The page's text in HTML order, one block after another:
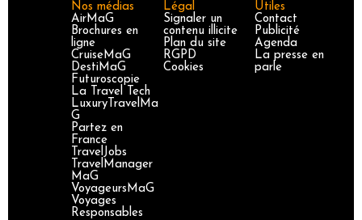
Nos médias
AirMaG
Brochures en
ligne
CruiseMaG
DestiMaG
Futuroscopie
La Travel Tech
LuxuryTravelMa
G
Partez en
France
TravelJobs
TravelManager
MaG
VoyageursMaG
Voyages
Responsables
Légal
Signaler un
contenu illicite
Plan du site
RGPD
Cookies
Utiles
Contact
Publicité
Agenda
La presse en
parle